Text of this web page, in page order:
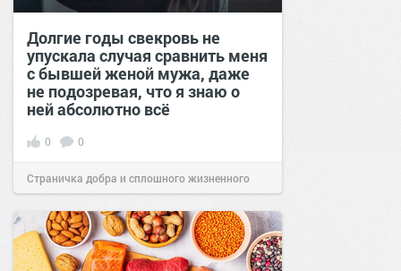
Долгие годы свекровь не
упускала случая сравнить меня
с бывшей женой мужа, даже
не подозревая, что я знаю о
ней абсолютно всё
0 0
Страничка добра и сплошного жизненного
позитива!00:29Вчера